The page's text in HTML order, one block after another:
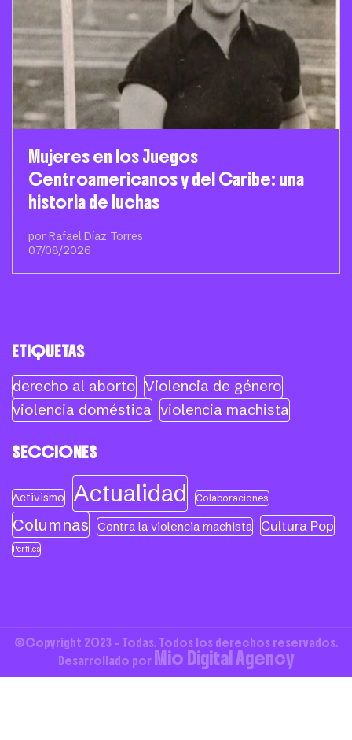
Mujeres en los Juegos
Centroamericanos y del Caribe: una
historia de luchas
por Rafael Díaz Torres
07/08/2026
ETIQUETAS
derecho al aborto Violencia de género
violencia doméstica violencia machista
SECCIONES
Activismo Actualidad Colaboraciones
Columnas Contra la violencia machista Cultura Pop
Perfiles
©Copyright 2023 - Todas. Todos los derechos reservados.
Desarrollado por Mio Digital Agency